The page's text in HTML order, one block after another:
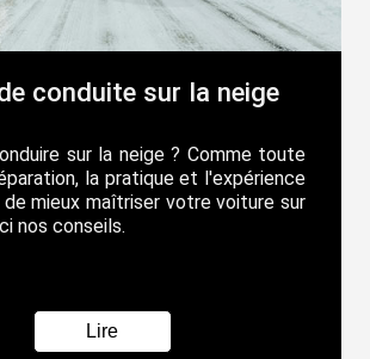
conduite sur la neige
sur la neige ? Comme toute
la pratique et l'expérience
mieux maîtriser votre voiture sur
nos conseils.
Lire